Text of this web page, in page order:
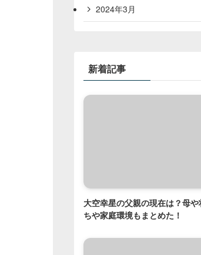
2024年3月
新着記事
大空幸星の父親の現在は？母
ちや家庭環境もまとめた！